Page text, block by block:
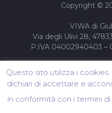
Copyright ©
VIWA di
Via degli Ulivi 28,
P.IVA 04002940403 –
Questo sito utilizza i
dichiari di accettare e
in conformità con i termini di